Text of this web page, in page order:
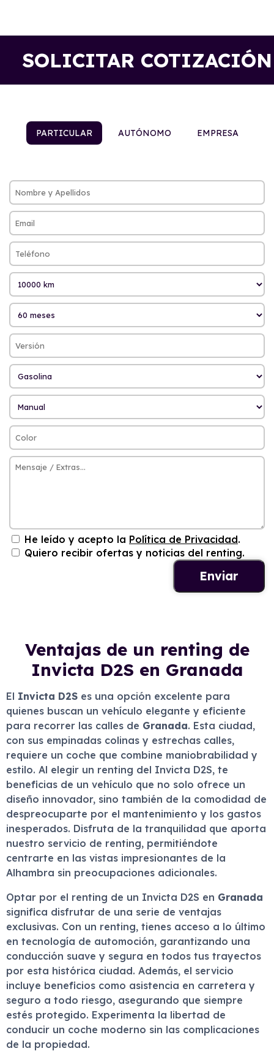
SOLICITAR COTIZACIÓN
PARTICULAR AUTÓNOMO EMPRESA
He leído y acepto la Política de Privacidad.
Quiero recibir ofertas y noticias del renting.
Ventajas de un renting de
Invicta D2S en Granada
El Invicta D2S es una opción excelente para
quienes buscan un vehículo elegante y eficiente
para recorrer las calles de Granada. Esta ciudad,
con sus empinadas colinas y estrechas calles,
requiere un coche que combine maniobrabilidad y
estilo. Al elegir un renting del Invicta D2S, te
beneficias de un vehículo que no solo ofrece un
diseño innovador, sino también de la comodidad de
despreocuparte por el mantenimiento y los gastos
inesperados. Disfruta de la tranquilidad que aporta
nuestro servicio de renting, permitiéndote
centrarte en las vistas impresionantes de la
Alhambra sin preocupaciones adicionales.
Optar por el renting de un Invicta D2S en Granada
significa disfrutar de una serie de ventajas
exclusivas. Con un renting, tienes acceso a lo último
en tecnología de automoción, garantizando una
conducción suave y segura en todos tus trayectos
por esta histórica ciudad. Además, el servicio
incluye beneficios como asistencia en carretera y
seguro a todo riesgo, asegurando que siempre
estés protegido. Experimenta la libertad de
conducir un coche moderno sin las complicaciones
de la propiedad.